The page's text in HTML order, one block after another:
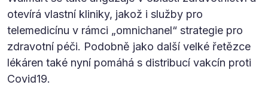
otevírá vlastní kliniky, jakož i služby pro
telemedicínu v rámci „omnichanel“ strategie pro
zdravotní péči. Podobně jako další velké řetězce
lékáren také nyní pomáhá s distribucí vakcín proti
Covid19.